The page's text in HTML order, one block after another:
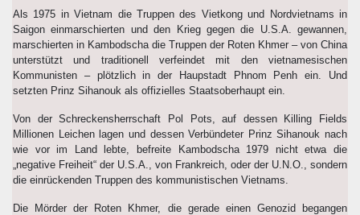
Als 1975 in Vietnam die Truppen des Vietkong und Nordvietnams in
Saigon einmarschierten und den Krieg gegen die U.S.A. gewannen,
marschierten in Kambodscha die Truppen der Roten Khmer – von China
unterstützt und traditionell verfeindet mit den vietnamesischen
Kommunisten – plötzlich in der Haupstadt Phnom Penh ein. Und
setzten Prinz Sihanouk als offizielles Staatsoberhaupt ein.
Von der Schreckensherrschaft Pol Pots, auf dessen Killing Fields
Millionen Leichen lagen und dessen Verbündeter Prinz Sihanouk nach
wie vor im Land lebte, befreite Kambodscha 1979 nicht etwa die
„negative Freiheit“ der U.S.A., von Frankreich, oder der U.N.O., sondern
die einrückenden Truppen des kommunistischen Vietnams.
Die Mörder der Roten Khmer, die gerade einen Genozid begangen